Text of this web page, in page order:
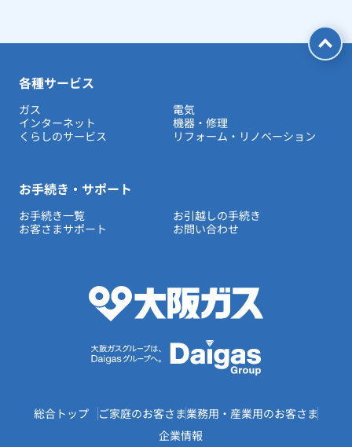
各種サービス
ガス
電気
インターネット
機器・修理
くらしのサービス
リフォーム・リノベーション
お手続き・サポート
お手続き一覧
お引越しの手続き
お客さまサポート
お問い合わせ
総合トップ ご家庭のお客さま業務用・産業用のお客さま
企業情報